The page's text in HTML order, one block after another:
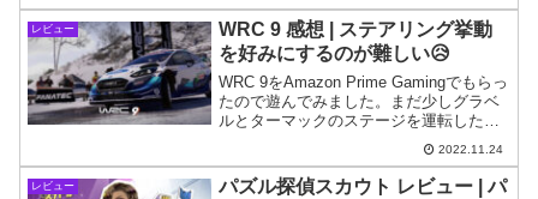
レビュー
WRC 9 感想 | ステアリング挙動
を好みにするのが難しい😥
WRC 9をAmazon Prime Gamingでもらっ
たので遊んでみました。まだ少しグラベ
ルとターマックのステージを運転しただ
けですが印象を書いてみたいと思いま
す。ロジクール G29の場合、ハンドルセ
ッティングでやや悩むかもしません。
2022.11.24
レビュー
パズル探偵スカウト レビュー | パ